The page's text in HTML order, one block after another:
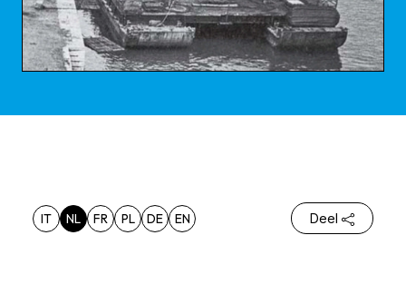
IT NL FR PL DE EN Deel